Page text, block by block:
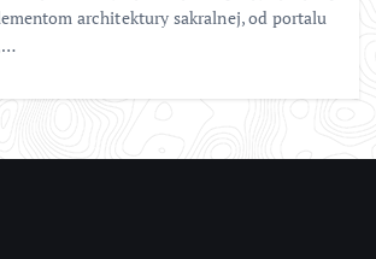
architektury sakralnej, od portalu